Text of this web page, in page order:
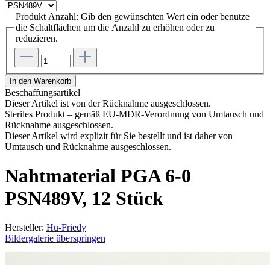
Produkt Anzahl: Gib den gewünschten Wert ein oder benutze
die Schaltflächen um die Anzahl zu erhöhen oder zu
reduzieren.
In den Warenkorb
Beschaffungsartikel
Dieser Artikel ist von der Rücknahme ausgeschlossen.
Steriles Produkt – gemäß EU-MDR-Verordnung von Umtausch und
Rücknahme ausgeschlossen.
Dieser Artikel wird explizit für Sie bestellt und ist daher von
Umtausch und Rücknahme ausgeschlossen.
Nahtmaterial PGA 6-0
PSN489V, 12 Stück
Hersteller: Hu-Friedy
Bildergalerie überspringen